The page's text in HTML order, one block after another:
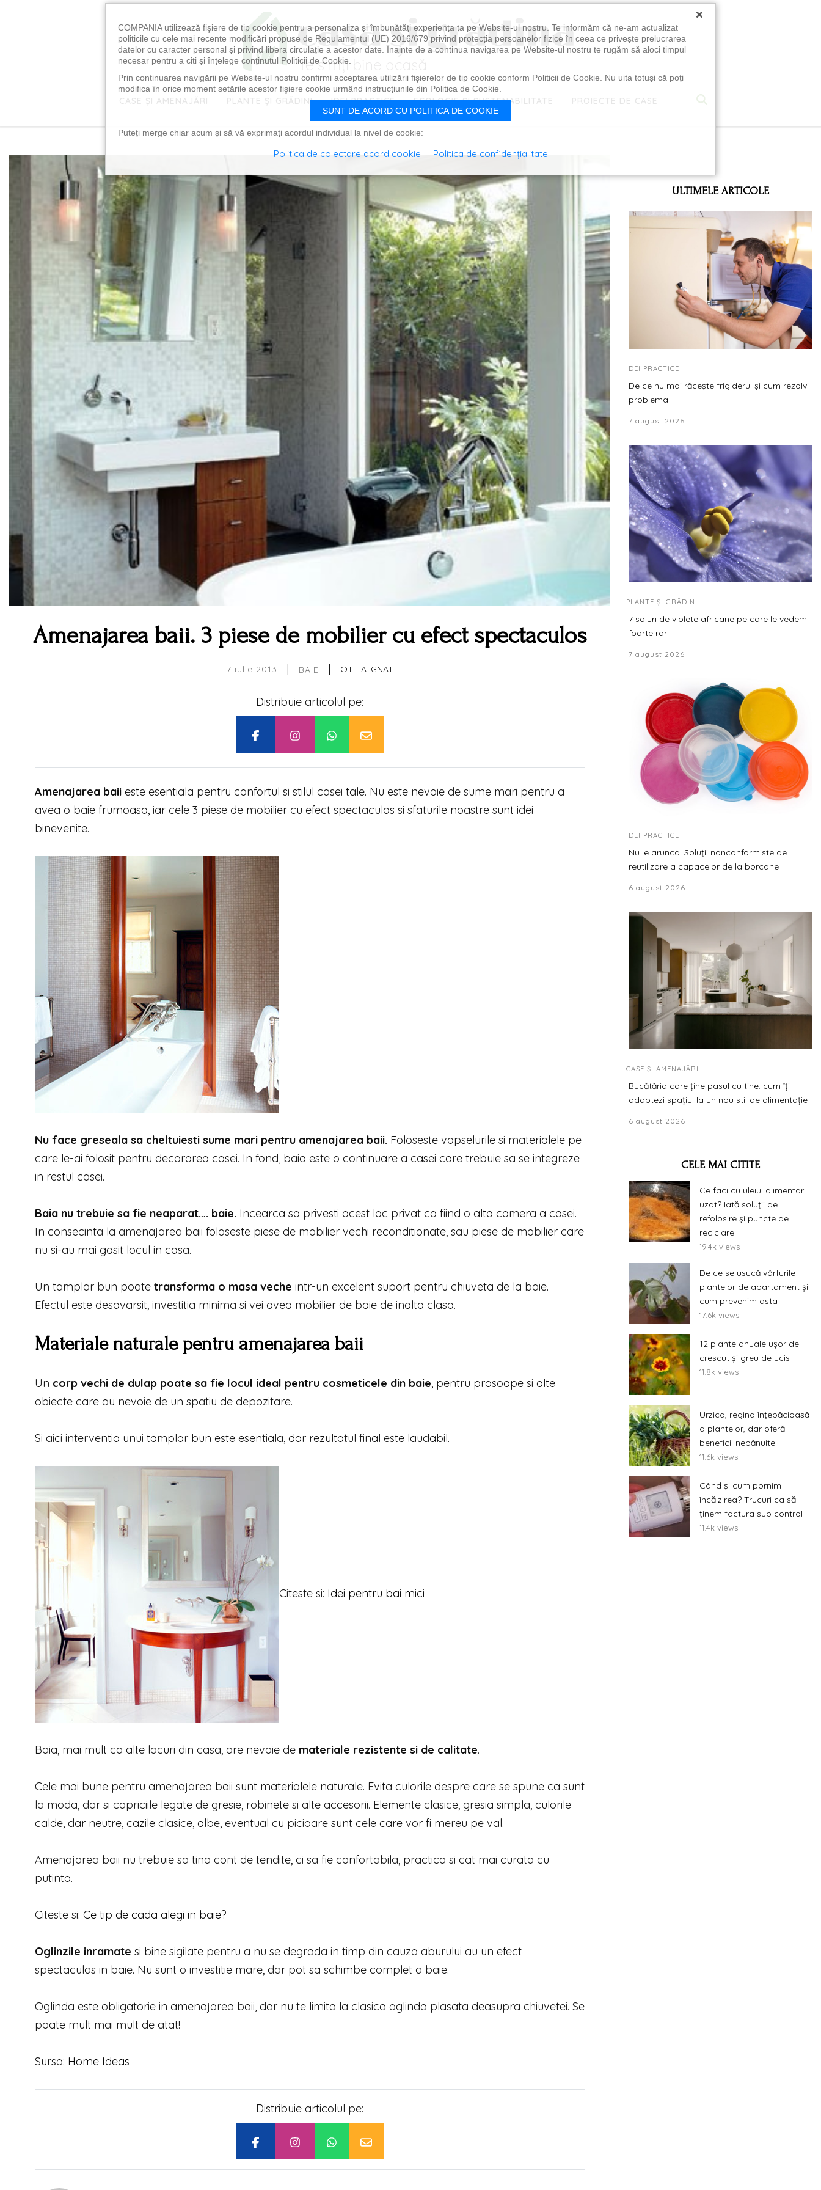
CASE ȘI AMENAJĂRI PLANTE ȘI GRĂDINI IDEI PRACTICE ECOLOGIE ȘI SUSTENABILITATE PROIECTE DE CASE
Amenajarea baii. 3 piese de mobilier cu efect spectaculos
7 iulie 2013 | BAIE | OTILIA IGNAT
Distribuie articolul pe:
Amenajarea baii este esentiala pentru confortul si stilul casei tale. Nu este nevoie de sume mari pentru a
avea o baie frumoasa, iar cele 3 piese de mobilier cu efect spectaculos si sfaturile noastre sunt idei
binevenite.
Nu face greseala sa cheltuiesti sume mari pentru amenajarea baii. Foloseste vopselurile si materialele pe
care le-ai folosit pentru decorarea casei. In fond, baia este o continuare a casei care trebuie sa se integreze
in restul casei.
Baia nu trebuie sa fie neaparat…. baie. Incearca sa privesti acest loc privat ca fiind o alta camera a casei.
In consecinta la amenajarea baii foloseste piese de mobilier vechi reconditionate, sau piese de mobilier care
nu si-au mai gasit locul in casa.
Un tamplar bun poate transforma o masa veche intr-un excelent suport pentru chiuveta de la baie.
Efectul este desavarsit, investitia minima si vei avea mobilier de baie de inalta clasa.
Materiale naturale pentru amenajarea baii
Un corp vechi de dulap poate sa fie locul ideal pentru cosmeticele din baie, pentru prosoape si alte
obiecte care au nevoie de un spatiu de depozitare.
Si aici interventia unui tamplar bun este esentiala, dar rezultatul final este laudabil.
Citeste si: Idei pentru bai mici
Baia, mai mult ca alte locuri din casa, are nevoie de materiale rezistente si de calitate.
Cele mai bune pentru amenajarea baii sunt materialele naturale. Evita culorile despre care se spune ca sunt
la moda, dar si capriciile legate de gresie, robinete si alte accesorii. Elemente clasice, gresia simpla, culorile
calde, dar neutre, cazile clasice, albe, eventual cu picioare sunt cele care vor fi mereu pe val.
Amenajarea baii nu trebuie sa tina cont de tendite, ci sa fie confortabila, practica si cat mai curata cu
putinta.
Citeste si: Ce tip de cada alegi in baie?
Oglinzile inramate si bine sigilate pentru a nu se degrada in timp din cauza aburului au un efect
spectaculos in baie. Nu sunt o investitie mare, dar pot sa schimbe complet o baie.
Oglinda este obligatorie in amenajarea baii, dar nu te limita la clasica oglinda plasata deasupra chiuvetei. Se
poate mult mai mult de atat!
Sursa: Home Ideas
Distribuie articolul pe:
ULTIMELE ARTICOLE
IDEI PRACTICE
De ce nu mai răcește frigiderul și cum rezolvi
problema
7 august 2026
PLANTE ȘI GRĂDINI
7 soiuri de violete africane pe care le vedem
foarte rar
7 august 2026
IDEI PRACTICE
Nu le arunca! Soluții nonconformiste de
reutilizare a capacelor de la borcane
6 august 2026
CASE ȘI AMENAJĂRI
Bucătăria care ține pasul cu tine: cum îți
adaptezi spațiul la un nou stil de alimentație
6 august 2026
CELE MAI CITITE
Ce faci cu uleiul alimentar
uzat? Iată soluții de
refolosire și puncte de
reciclare
19.4k views
De ce se usucă vârfurile
plantelor de apartament și
cum prevenim asta
17.6k views
12 plante anuale ușor de
crescut și greu de ucis
11.8k views
Urzica, regina înțepăcioasă
a plantelor, dar oferă
beneficii nebănuite
11.6k views
Când și cum pornim
încălzirea? Trucuri ca să
ținem factura sub control
11.4k views
×
COMPANIA utilizează fişiere de tip cookie pentru a personaliza și îmbunătăți experiența ta pe Website-ul nostru. Te informăm că ne-am actualizat
politicile cu cele mai recente modificări propuse de Regulamentul (UE) 2016/679 privind protecția persoanelor fizice în ceea ce privește prelucrarea
datelor cu caracter personal și privind libera circulație a acestor date. Înainte de a continua navigarea pe Website-ul nostru te rugăm să aloci timpul
necesar pentru a citi și înțelege conținutul Politicii de Cookie.
Prin continuarea navigării pe Website-ul nostru confirmi acceptarea utilizării fişierelor de tip cookie conform Politicii de Cookie. Nu uita totuși că poți
modifica în orice moment setările acestor fişiere cookie urmând instrucțiunile din Politica de Cookie.
SUNT DE ACORD CU POLITICA DE COOKIE
Puteți merge chiar acum și să vă exprimați acordul individual la nivel de cookie:
Politica de colectare acord cookie Politica de confidențialitate